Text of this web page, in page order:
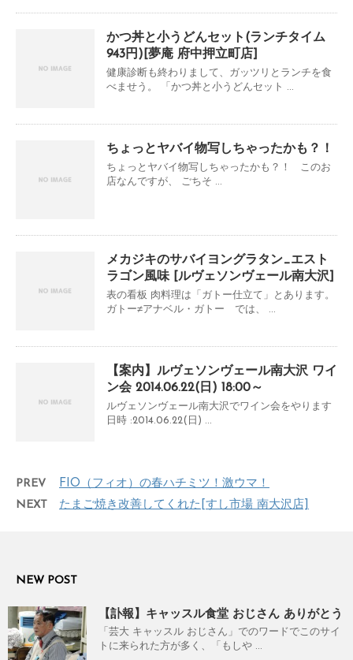
かつ丼と小うどんセット(ランチタイム
943円)[夢庵 府中押立町店]
健康診断も終わりまして、ガッツリとランチを食
べませう。 「かつ丼と小うどんセット ...
ちょっとヤバイ物写しちゃったかも？！
ちょっとヤバイ物写しちゃったかも？！ このお
店なんですが、 ごちそ ...
メカジキのサバイヨングラタン_エスト
ラゴン風味 [ルヴェソンヴェール南大沢]
表の看板 肉料理は「ガトー仕立て」とあります。
ガトー≠アナベル・ガトー では、 ...
【案内】ルヴェソンヴェール南大沢 ワイ
ン会 2014.06.22(日) 18:00～
ルヴェソンヴェール南大沢でワイン会をやります
日時 :2014.06.22(日) ...
PREV
FIO（フィオ）の春ハチミツ！激ウマ！
NEXT
たまご焼き改善してくれた[すし市場 南大沢店]
NEW POST
【訃報】キャッスル食堂 おじさん ありがとう
「芸大 キャッスル おじさん」でのワードでこのサイ
トに来られた方が多く、「もしや ...